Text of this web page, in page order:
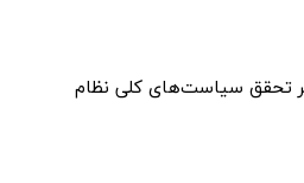
تحقق سیاست‌های کلی نظام